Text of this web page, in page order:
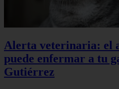
Alerta veterinaria: el
puede enfermar a tu
Gutiérrez